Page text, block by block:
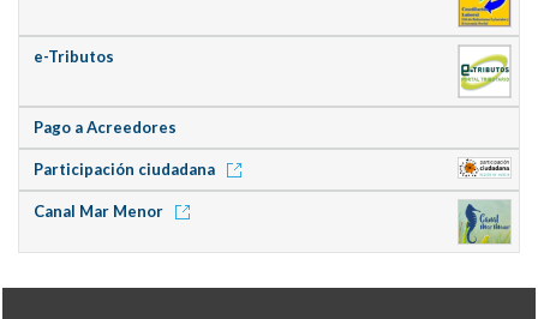
e-Tributos
Pago a Acreedores
Participación ciudadana
Canal Mar Menor